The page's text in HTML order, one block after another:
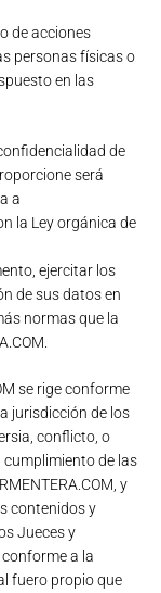
de acciones
personas físicas o
en las
de
será
a
la Ley orgánica de
ejercitar los
de sus datos en
normas que la
se rige conforme
jurisdicción de los
conflicto, o
de las
y
contenidos y
Jueces y
a la
fuero propio que